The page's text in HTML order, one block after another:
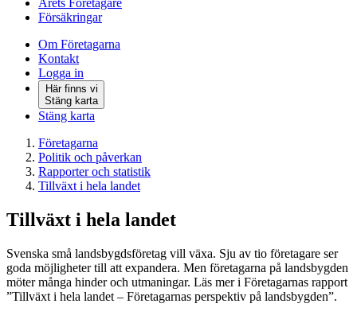
Årets Företagare
Försäkringar
Om Företagarna
Kontakt
Logga in
Här finns vi
Stäng karta
Stäng karta
Företagarna
Politik och påverkan
Rapporter och statistik
Tillväxt i hela landet
Tillväxt i hela landet
Svenska små landsbygdsföretag vill växa. Sju av tio företagare ser
goda möjligheter till att expandera. Men företagarna på landsbygden
möter många hinder och utmaningar. Läs mer i Företagarnas rapport
”Tillväxt i hela landet – Företagarnas perspektiv på landsbygden”.